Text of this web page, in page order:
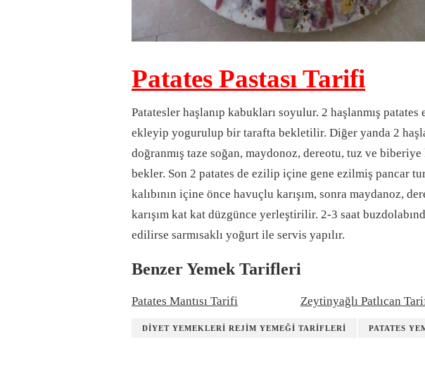
Patates Pastası Tarifi
Patatesler haşlanıp kabukları soyulur. 2 haşlanmış
ekleyip yogurulup bir tarafta bekletilir. Diğer yanda 2
doğranmış taze soğan, maydonoz, dereotu, tuz ve
bekler. Son 2 pa­tates de ezilip içine gene ezilmiş pancar
kalıbının içine önce havuçlu karışım, sonra may­danoz,
karışım kat kat düzgünce yerleştirilir. 2-3 saat
edilirse sarmısaklı yoğurt ile servis yapılır.
Benzer Yemek Tarifleri
Patates Mantısı Tarifi Zeytinyağlı Patlıcan
DIYET YEMEKLERI REJIM YEMEĞI TARIFLERI PATATES